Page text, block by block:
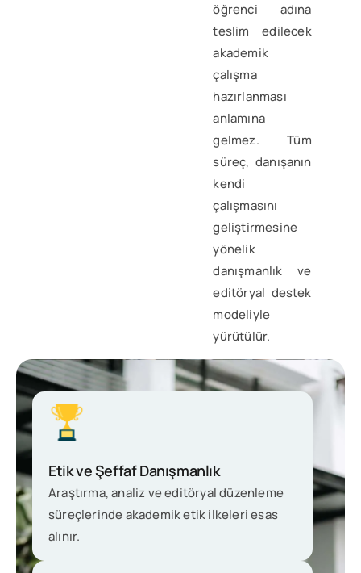
Etik ve Şeffaf Danışmanlık
Araştırma, analiz ve editöryal düzenleme
süreçlerinde akademik etik ilkeleri esas
alınır.
öğrenci adına
teslim edilecek
akademik
çalışma
hazırlanması
anlamına
gelmez. Tüm
süreç, danışanın
kendi
çalışmasını
geliştirmesine
yönelik
danışmanlık ve
editöryal destek
modeliyle
yürütülür.